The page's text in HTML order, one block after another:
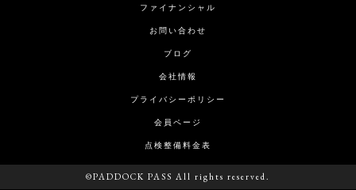
ファイナンシャル
お問い合わせ
ブログ
会社情報
プライバシーポリシー
会員ページ
点検整備料金表
©PADDOCK PASS All rights reserved.